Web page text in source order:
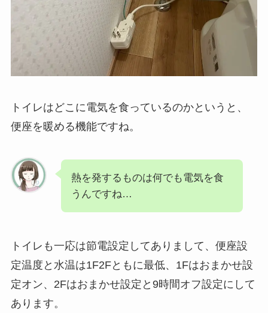
トイレはどこに電気を食っているのかというと、
便座を暖める機能ですね。
熱を発するものは何でも電気を食
うんですね…
トイレも一応は節電設定してありまして、便座設
定温度と水温は1F2Fともに最低、1Fはおまかせ設
定オン、2Fはおまかせ設定と9時間オフ設定にして
あります。